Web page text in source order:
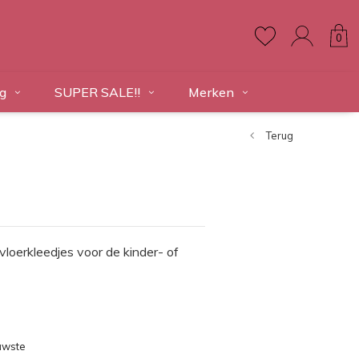
0
SUPER SALE!! Merken
Terug
voor de kinder- of